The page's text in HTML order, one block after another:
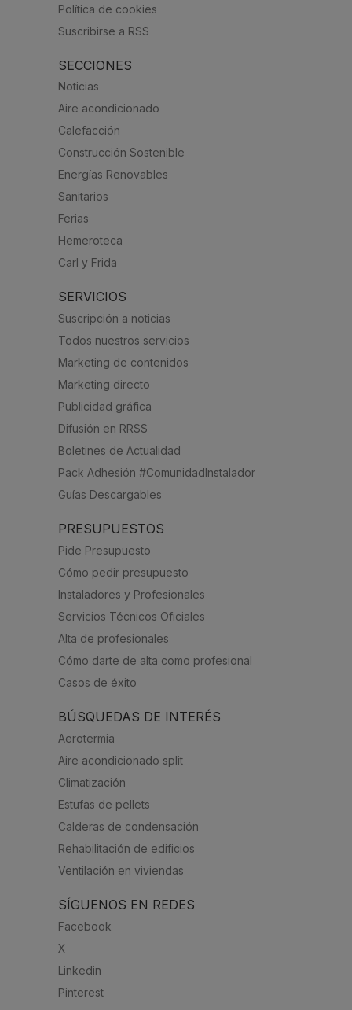
Política de cookies
Suscribirse a RSS
SECCIONES
Noticias
Aire acondicionado
Calefacción
Construcción Sostenible
Energías Renovables
Sanitarios
Ferias
Hemeroteca
Carl y Frida
SERVICIOS
Suscripción a noticias
Todos nuestros servicios
Marketing de contenidos
Marketing directo
Publicidad gráfica
Difusión en RRSS
Boletines de Actualidad
Pack Adhesión #ComunidadInstalador
Guías Descargables
PRESUPUESTOS
Pide Presupuesto
Cómo pedir presupuesto
Instaladores y Profesionales
Servicios Técnicos Oficiales
Alta de profesionales
Cómo darte de alta como profesional
Casos de éxito
BÚSQUEDAS DE INTERÉS
Aerotermia
Aire acondicionado split
Climatización
Estufas de pellets
Calderas de condensación
Rehabilitación de edificios
Ventilación en viviendas
SÍGUENOS EN REDES
Facebook
X
Linkedin
Pinterest